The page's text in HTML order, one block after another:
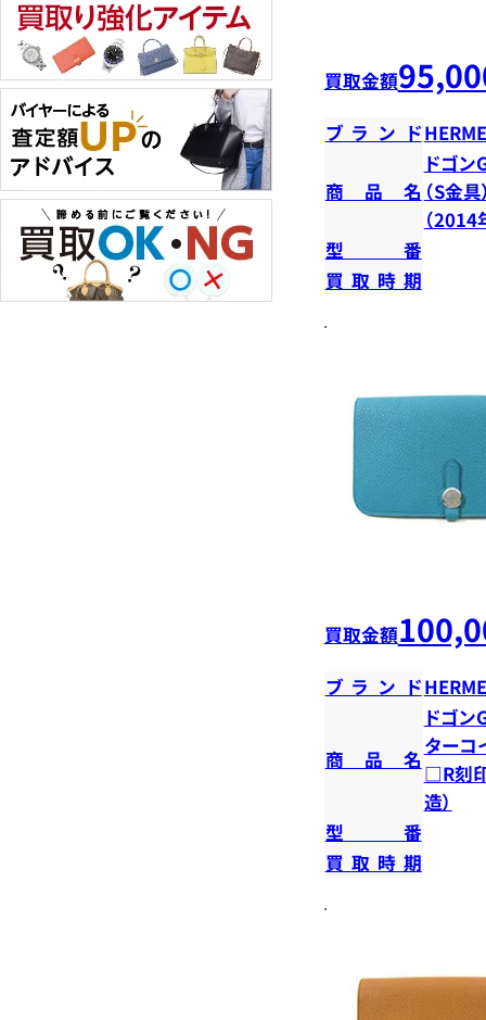
買取金額
ブランド
商品名
ドゴン
（S金
（2014
型番
買取時期
買取金額
ブランド
商品名
ドゴン
ターコ
□R刻
造）
型番
買取時期